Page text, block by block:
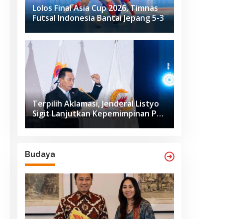
Lolos Final Asia Cup 2026, Timnas
Futsal Indonesia Bantai Jepang 5-3
Terpilih Aklamasi, Jenderal Listyo
Sigit Lanjutkan Kepemimpinan PB
ISSI hingga 2029
Budaya